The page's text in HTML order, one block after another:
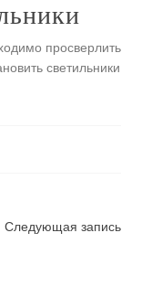
просверлить
светильники
Следующая запись